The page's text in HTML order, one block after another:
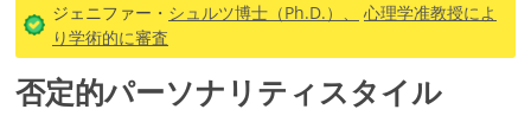
ジェニファー・ シュルツ博士（Ph.D.）、
心理学准教授によ
り学術的に審査
否定的パーソナリティスタイル